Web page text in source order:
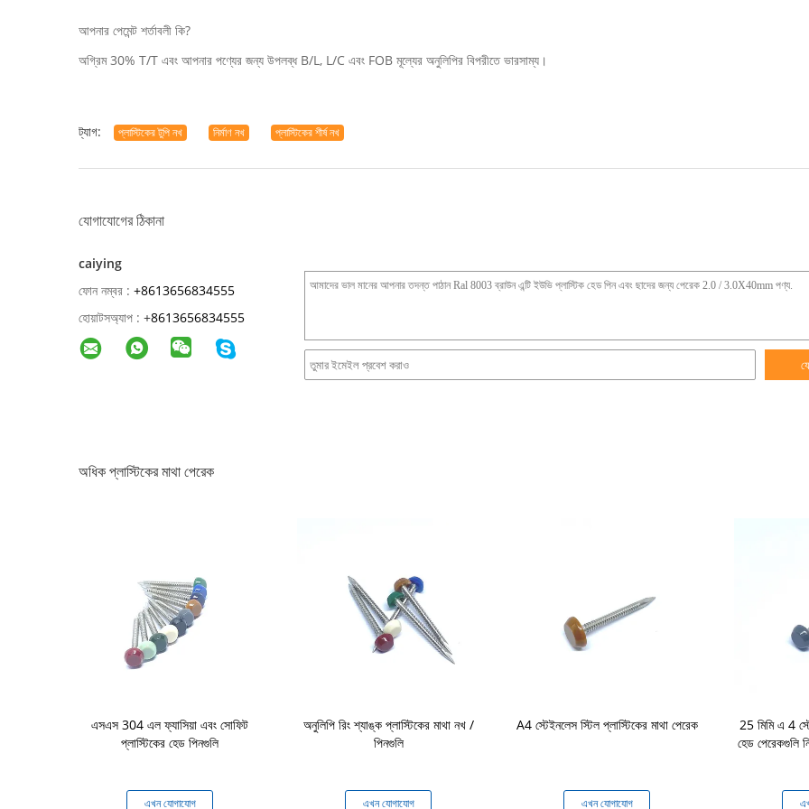
আপনার পেমেন্ট শর্তাবলী কি?
অগ্রিম 30% T/T এবং আপনার পণ্যের জন্য উপলব্ধ B/L, L/C এবং FOB মূল্যের অনুলিপির বিপরীতে ভারসাম্য।
ট্যাগ: প্লাস্টিকের টুপি নখ নির্মাণ নখ প্লাস্টিকের শীর্ষ নখ
যোগাযোগের ঠিকানা
caiying
ফোন নম্বর : +8613656834555
হোয়াটসঅ্যাপ : +8613656834555
অধিক প্লাস্টিকের মাথা পেরেক
এসএস 304 এল ফ্যাসিয়া এবং সোফিট
প্লাস্টিকের হেড পিনগুলি
এখন যোগাযোগ
অনুলিপি রিং শ্যাঙ্ক প্লাস্টিকের মাথা নখ /
পিনগুলি
এখন যোগাযোগ
A4 স্টেইনলেস স্টিল প্লাস্টিকের মাথা পেরেক
এখন যোগাযোগ
25 মিমি এ 4
হেড পেরেকগুলি